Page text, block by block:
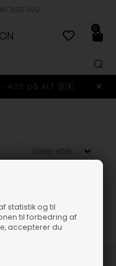
statistik og til
til forbedring af
accepterer du
OVER 499
0
-40% på ALT 🇩🇰